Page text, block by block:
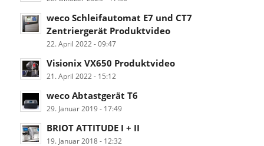
weco Schleifautomat E7 und CT7
Zentriergerät Produktvideo
22. April 2022 - 09:47
Visionix VX650 Produktvideo
21. April 2022 - 15:12
weco Abtastgerät T6
29. Januar 2019 - 17:49
BRIOT ATTITUDE I + II
19. Januar 2018 - 12:32